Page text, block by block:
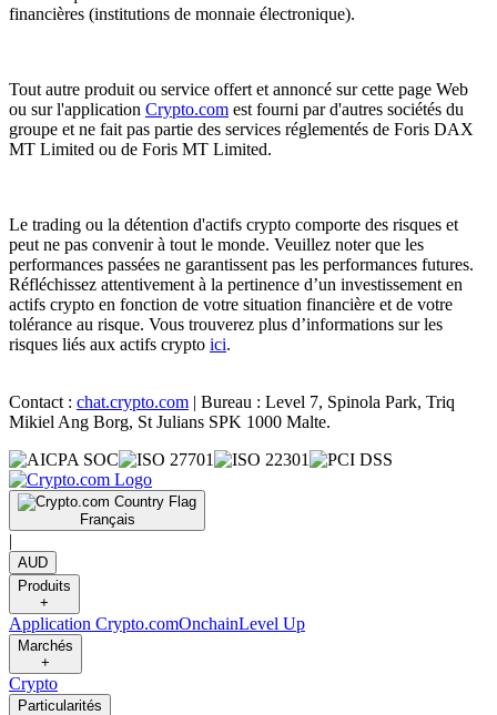
financières (institutions de monnaie électronique).
Tout autre produit ou service offert et annoncé sur cette page Web
ou sur l'application Crypto.com est fourni par d'autres sociétés du
groupe et ne fait pas partie des services réglementés de Foris DAX
MT Limited ou de Foris MT Limited.
Le trading ou la détention d'actifs crypto comporte des risques et
peut ne pas convenir à tout le monde. Veuillez noter que les
performances passées ne garantissent pas les performances futures.
Réfléchissez attentivement à la pertinence d’un investissement en
actifs crypto en fonction de votre situation financière et de votre
tolérance au risque. Vous trouverez plus d’informations sur les
risques liés aux actifs crypto ici.
Contact : chat.crypto.com | Bureau : Level 7, Spinola Park, Triq
Mikiel Ang Borg, St Julians SPK 1000 Malte.
Français
|
AUD
Produits
+
Application Crypto.comOnchainLevel Up
Marchés
+
Crypto
Particularités